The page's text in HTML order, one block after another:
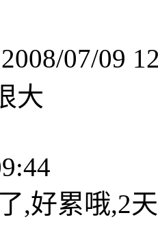
07/09
大
,好累哦,2